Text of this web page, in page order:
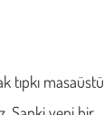
tıpkı masaüstü